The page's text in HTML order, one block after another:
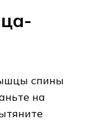
спины
на